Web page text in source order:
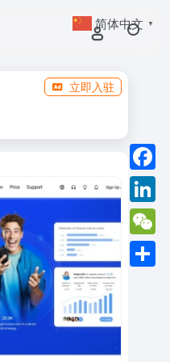
立即入驻
简体中文 ▼